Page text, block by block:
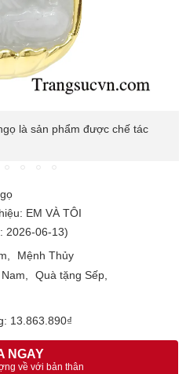
phẩm được chế tác
Sản
EM VÀ TÔI
2026-06-13)
Mệnh Thủy
Quà tặng Sếp
13.863.890₫
NGAY
về với bản thân